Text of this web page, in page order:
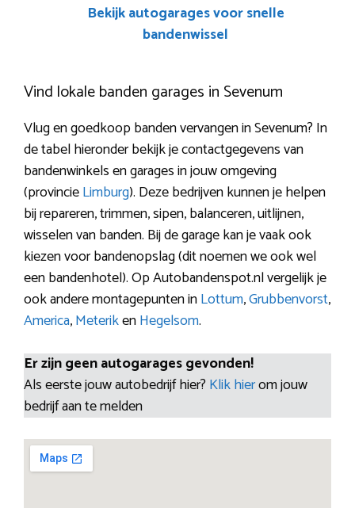
Bekijk autogarages voor snelle
bandenwissel
Vind lokale banden garages in Sevenum
Vlug en goedkoop banden vervangen in Sevenum? In
de tabel hieronder bekijk je contactgegevens van
bandenwinkels en garages in jouw omgeving
(provincieLimburg). Deze bedrijven kunnen je helpen
bij repareren, trimmen, sipen, balanceren, uitlijnen,
wisselen van banden. Bij de garage kan je vaak ook
kiezen voor bandenopslag (dit noemen we ook wel
een bandenhotel). Op Autobandenspot.nl vergelijk je
ook andere montagepunten inLottum,Grubbenvorst,
America,MeterikenHegelsom.
Er zijn geen autogarages gevonden!
Als eerste jouw autobedrijf hier? Klik hierom jouw
bedrijf aan te melden